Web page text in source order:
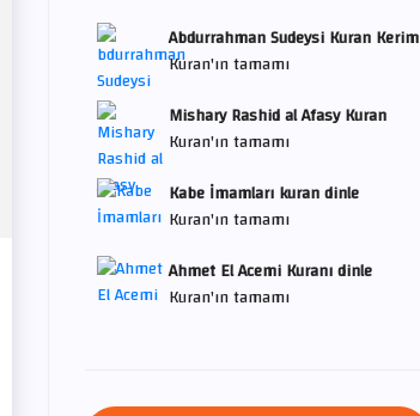
Abdurrahman Sudeysi Kuran Kerim
Kuran'ın tamamı
Mishary Rashid al Afasy Kuran
Kuran'ın tamamı
Kabe İmamları kuran dinle
Kuran'ın tamamı
Ahmet El Acemi Kuranı dinle
Kuran'ın tamamı